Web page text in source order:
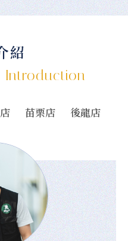
紹
Introduction
苗栗店 後龍店